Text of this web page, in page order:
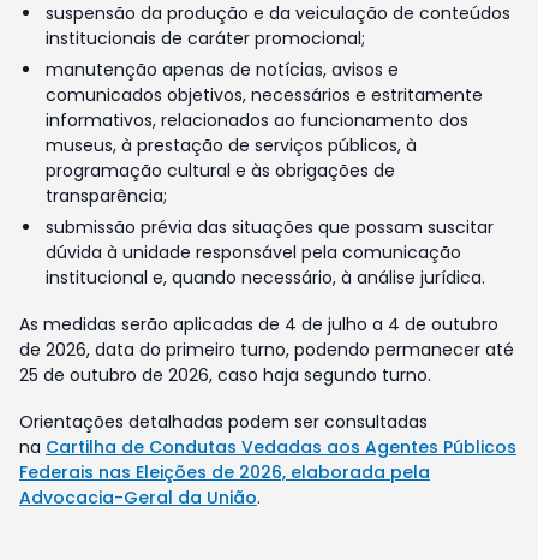
suspensão da produção e da veiculação de conteúdos
institucionais de caráter promocional;
manutenção apenas de notícias, avisos e
comunicados objetivos, necessários e estritamente
informativos, relacionados ao funcionamento dos
museus, à prestação de serviços públicos, à
programação cultural e às obrigações de
transparência;
submissão prévia das situações que possam suscitar
dúvida à unidade responsável pela comunicação
institucional e, quando necessário, à análise jurídica.
As medidas serão aplicadas de 4 de julho a 4 de outubro
de 2026, data do primeiro turno, podendo permanecer até
25 de outubro de 2026, caso haja segundo turno.
Orientações detalhadas podem ser consultadas
na Cartilha de Condutas Vedadas aos Agentes Públicos
Federais nas Eleições de 2026, elaborada pela
Advocacia-Geral da União.